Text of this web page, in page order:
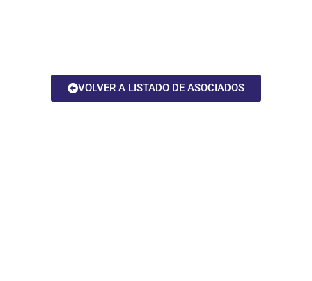
VOLVER A LISTADO DE ASOCIADOS